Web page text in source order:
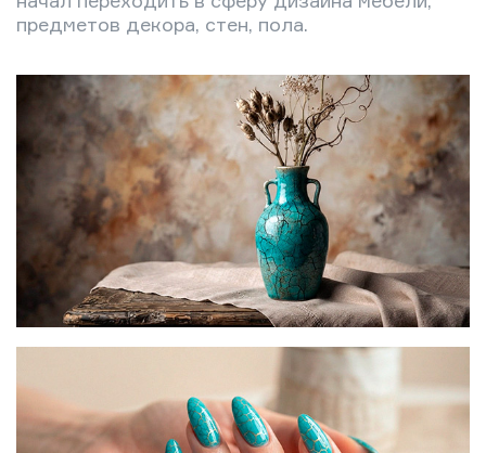
предметов декора, стен, пола.